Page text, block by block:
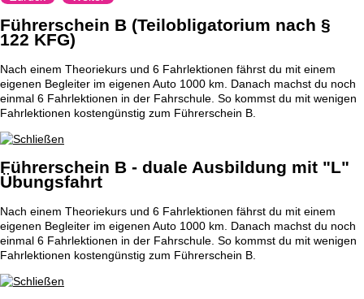
Führerschein B (Teilobligatorium nach §
122 KFG)
Nach einem Theoriekurs und 6 Fahrlektionen fährst du mit einem
eigenen Begleiter im eigenen Auto 1000 km. Danach machst du noch
einmal 6 Fahrlektionen in der Fahrschule. So kommst du mit wenigen
Fahrlektionen kostengünstig zum Führerschein B.
Führerschein B - duale Ausbildung mit "L"
Übungsfahrt
Nach einem Theoriekurs und 6 Fahrlektionen fährst du mit einem
eigenen Begleiter im eigenen Auto 1000 km. Danach machst du noch
einmal 6 Fahrlektionen in der Fahrschule. So kommst du mit wenigen
Fahrlektionen kostengünstig zum Führerschein B.